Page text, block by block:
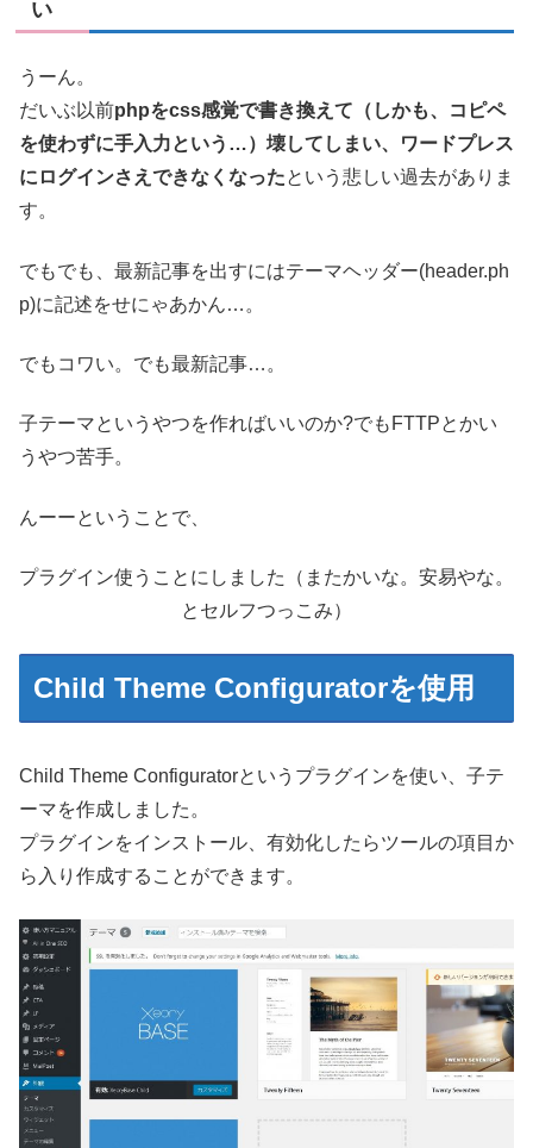
い
うーん。
だいぶ以前phpをcss感覚で書き換えて（しかも、コピペ
を使わずに手入力という…）壊してしまい、ワードプレス
にログインさえできなくなったという悲しい過去がありま
す。
でもでも、最新記事を出すにはテーマヘッダー(header.ph
p)に記述をせにゃあかん…。
でもコワい。でも最新記事…。
子テーマというやつを作ればいいのか?でもFTTPとかい
うやつ苦手。
んーーということで、
プラグイン使うことにしました（またかいな。安易やな。
とセルフつっこみ）
Child Theme Configuratorを使用
Child Theme Configuratorというプラグインを使い、子テ
ーマを作成しました。
プラグインをインストール、有効化したらツールの項目か
ら入り作成することができます。